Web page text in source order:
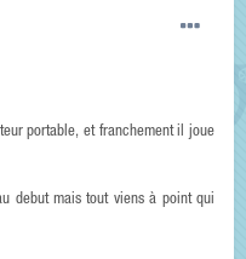
portable, et franchement il joue
debut mais tout viens à point qui